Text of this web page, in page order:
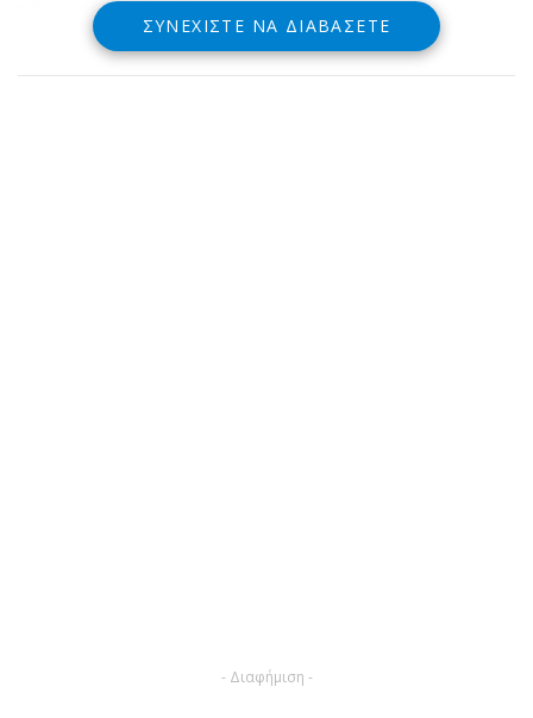
ΣΥΝΕΧΊΣΤΕ ΝΑ ΔΙΑΒΆΣΕΤΕ
- Διαφήμιση -